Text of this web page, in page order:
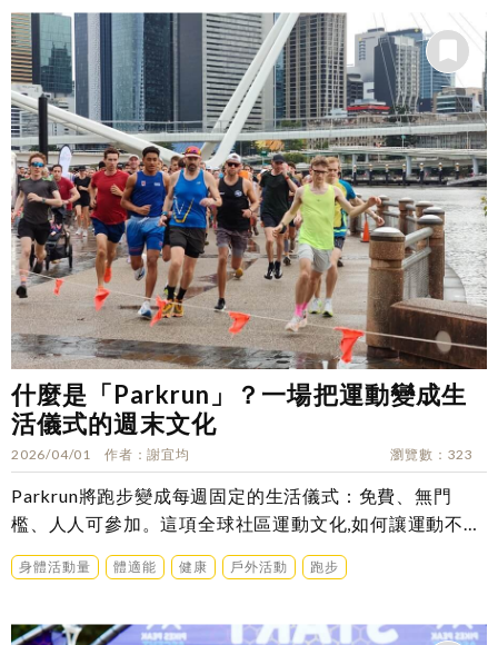
什麼是「Parkrun」？一場把運動變成生
活儀式的週末文化
2026/04/01 作者 謝宜均 瀏覽數 323
Parkrun將跑步變成每週固定的生活儀式：免費、無門
檻、人人可參加。這項全球社區運動文化,如何讓運動不再
只是訓練？
身體活動量 體適能 健康 戶外活動 跑步